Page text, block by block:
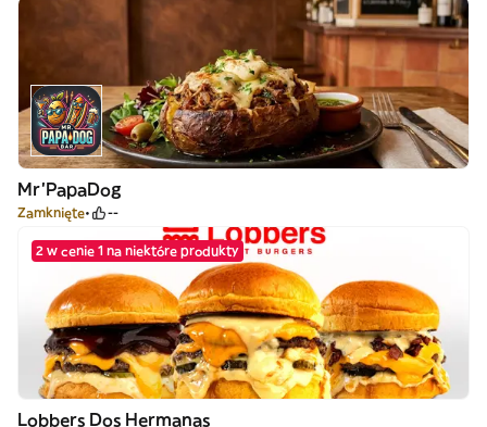
Mr’PapaDog
Zamknięte --
2 w cenie 1 na niektóre produkty
Lobbers Dos Hermanas